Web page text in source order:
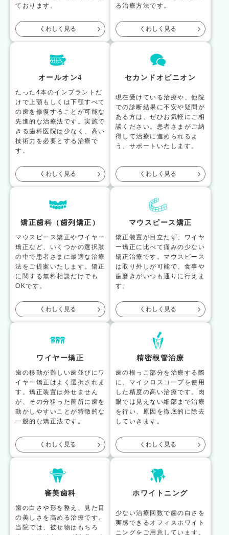
ております。
くわしく見る
る治療方法です。
くわしく見る
オールオン4
たった4本のインプラントだ
けで上顎もしくは下顎すべて
の歯を修復することが可能な
先進的な治療法です。実施で
きる歯科医院は少なく、高い
技術力を必要とする治療で
す。
くわしく見る
セカンドオピニオン
現在受けている治療や、他院
での診断結果に不安や疑問が
ある方は、ぜひお気軽にご相
談ください。患者さまがご納
得して治療に進められるよ
う、サポートいたします。
くわしく見る
矯正歯科（歯列矯正）
マウスピース矯正やワイヤー
矯正など、いくつかの選択肢
の中で患者さまに最適な治療
法をご提案いたします。矯正
に関する無料相談だけでも
OKです。
くわしく見る
マウスピース矯正
矯正装置が目立たず、ワイヤ
ー矯正に比べて痛みの少ない
矯正治療です。マウスピース
は取り外しが可能で、食事や
歯磨きがいつも通りに行えま
す。
くわしく見る
ワイヤー矯正
歯の移動が難しい歯並びにワ
イヤー矯正はよく選択されま
す。矯正装置は外せません
が、その分狙った箇所に歯を
動かしやすいことが特徴的な
一般的な矯正法です。
くわしく見る
精密根管治療
歯の根っこ部分を治療する際
に、マイクロスコープを使用
した精度の高い治療です。肉
眼では見えない細部まで治療
を行い、原因を徹底的に除去
していきます。
くわしく見る
審美歯科
歯の白さや形を整え、見た目
の美しさを高める治療です。
当院では、被せ物はもちろ
ホワイトニング
少ない治療回数で歯の白さを
実感できるオフィスホワイト
ニングをご用意しています。